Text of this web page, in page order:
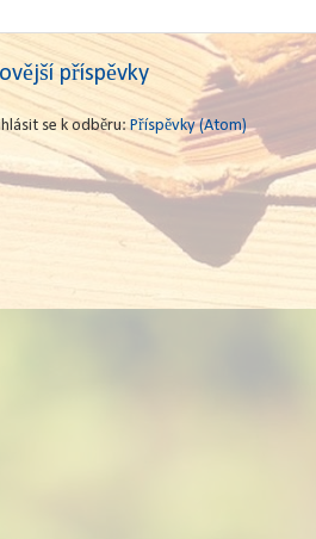
příspěvky
se k odběru:Příspěvky (Atom)